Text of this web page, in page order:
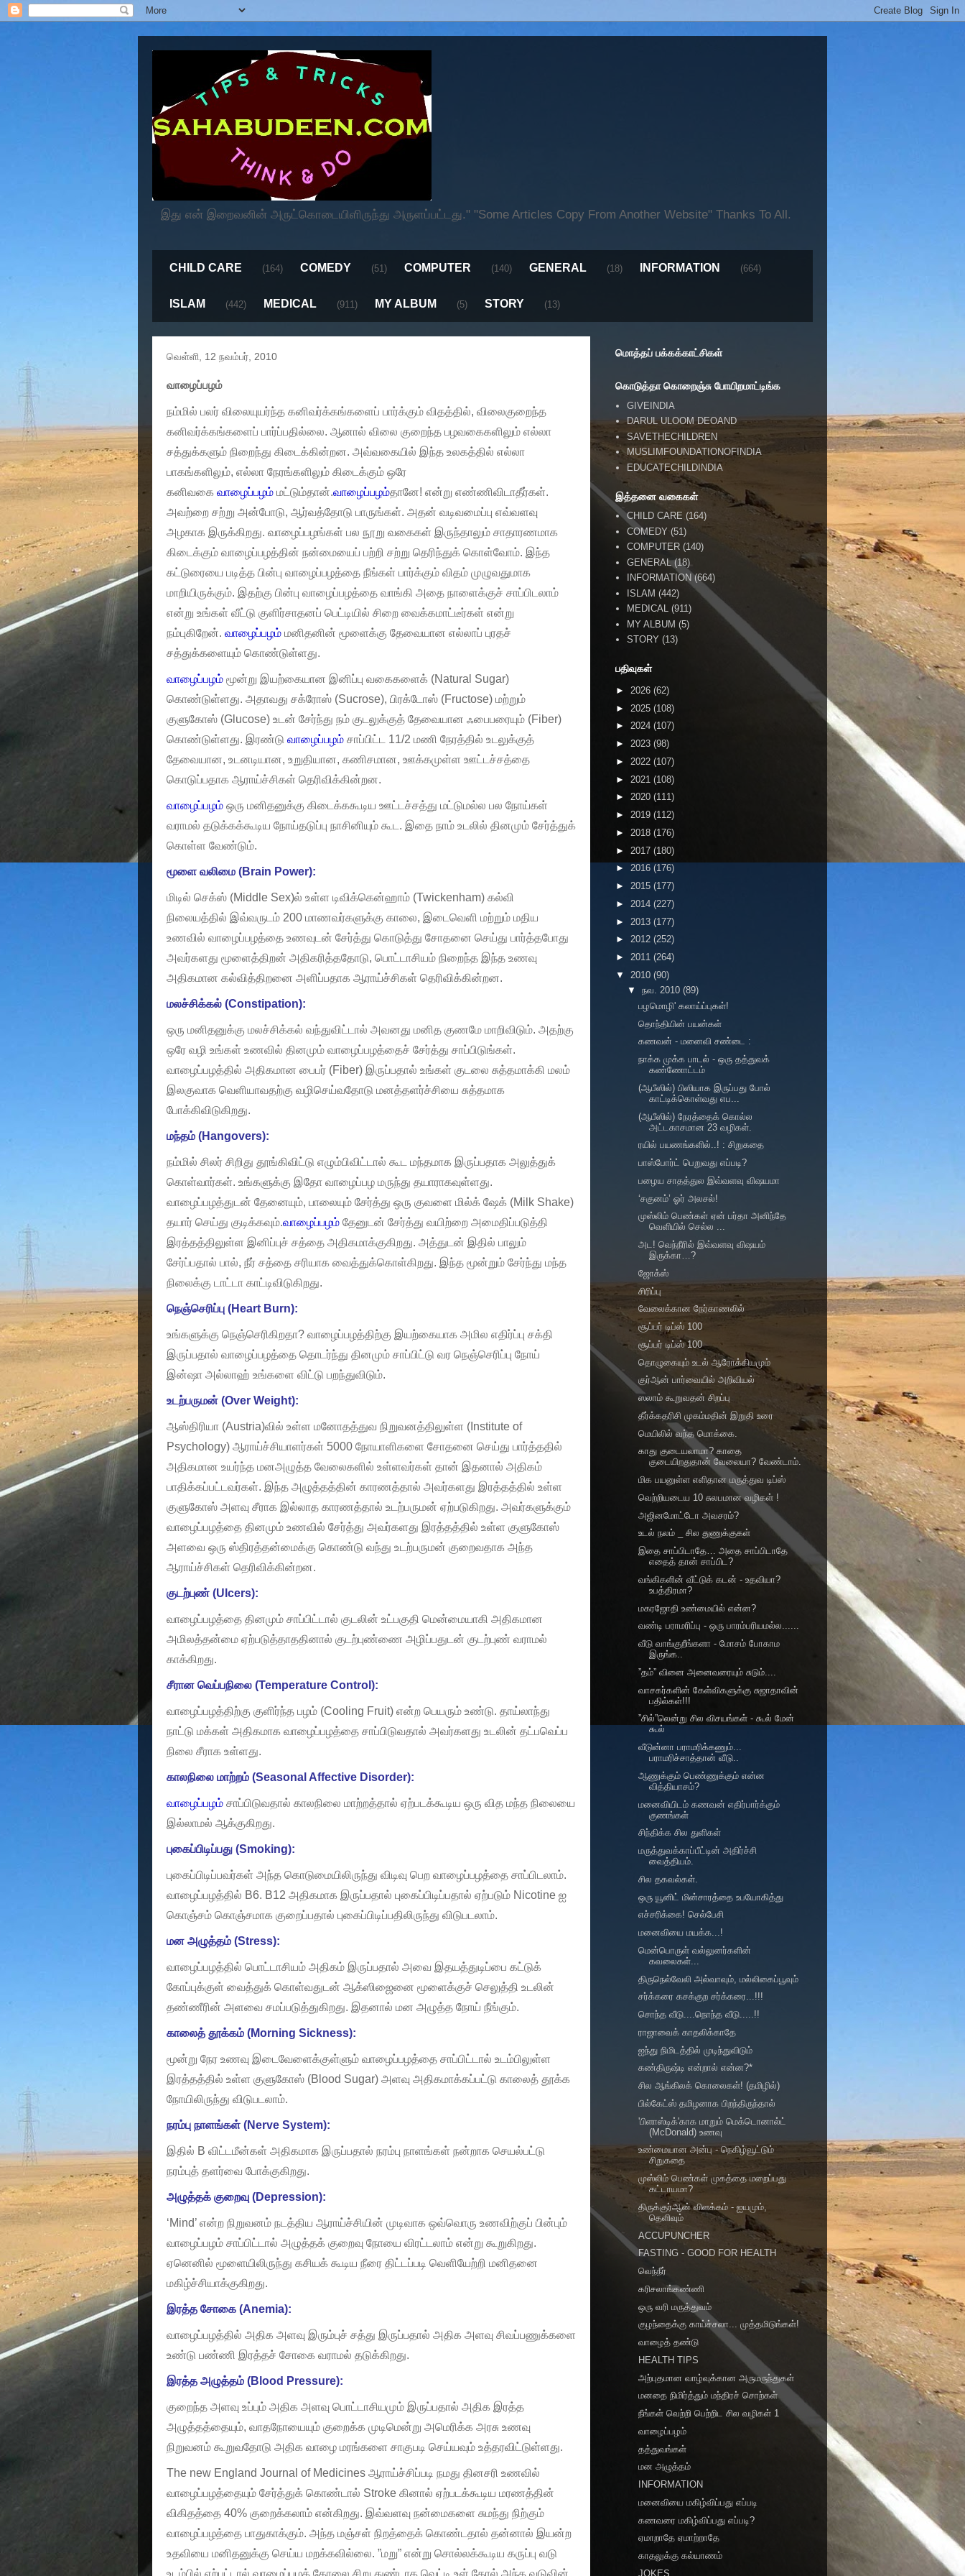
இது என் இறைவனின் அருட்கொடையிளிருந்து அருளப்பட்டது." "Some Articles Copy From Another Website" Thanks To All.
CHILD CARE (164) COMEDY (51) COMPUTER (140) GENERAL (18) INFORMATION (664)
ISLAM (442) MEDICAL (911) MY ALBUM (5) STORY (13)
வெள்ளி, 12 நவம்பர், 2010
வாழைப்பழம்
நம்மில் பலர் விலையுயர்ந்த கனிவர்க்கங்களைப் பார்க்கும் விதத்தில், விலைகுறைந்த
கனிவர்க்கங்களைப் பார்ப்பதில்லை. ஆனால் விலை குறைந்த பழவகைகளிலும் எல்லா
சத்துக்களும் நிறைந்து கிடைக்கின்றன. அவ்வகையில் இந்த உலகத்தில் எல்லா
பாகங்களிலும், எல்லா நேரங்களிலும் கிடைக்கும் ஒரே
கனிவகை வாழைப்பழம் மட்டும்தான்.வாழைப்பழம்தானே! என்று எண்ணிவிடாதீர்கள்.
அவற்றை சற்று அன்போடு, ஆர்வத்தோடு பாருங்கள். அதன் வடிவமைப்பு எவ்வளவு
அழகாக இருக்கிறது. வாழைப்பழங்கள் பல நூறு வகைகள் இருந்தாலும் சாதாரணமாக
கிடைக்கும் வாழைப்பழத்தின் நன்மையைப் பற்றி சற்று தெரிந்துக் கொள்வோம். இந்த
கட்டுரையை படித்த பின்பு வாழைப்பழத்தை நீங்கள் பார்க்கும் விதம் முழுவதுமாக
மாறியிருக்கும். இதற்கு பின்பு வாழைப்பழத்தை வாங்கி அதை நாளைக்குச் சாப்பிடலாம்
என்று உங்கள் வீட்டு குளிர்சாதனப் பெட்டியில் சிறை வைக்கமாட்டீர்கள் என்று
நம்புகிறேன். வாழைப்பழம் மனிதனின் மூளைக்கு தேவையான எல்லாப் புரதச்
சத்துக்களையும் கொண்டுள்ளது.
வாழைப்பழம் மூன்று இயற்கையான இனிப்பு வகைகளைக் (Natural Sugar)
கொண்டுள்ளது. அதாவது சக்ரோஸ் (Sucrose), பிரக்டோஸ் (Fructose) மற்றும்
குளுகோஸ் (Glucose) உடன் சேர்ந்து நம் குடலுக்குத் தேவையான ஃபைபரையும் (Fiber)
கொண்டுள்ளது. இரண்டு வாழைப்பழம் சாப்பிட்ட 11/2 மணி நேரத்தில் உடலுக்குத்
தேவையான, உடனடியான, உறுதியான, கணிசமான, ஊக்கமுள்ள ஊட்டச்சத்தை
கொடுப்பதாக ஆராய்ச்சிகள் தெரிவிக்கின்றன.
வாழைப்பழம் ஒரு மனிதனுக்கு கிடைக்ககூடிய ஊட்டச்சத்து மட்டுமல்ல பல நோய்கள்
வராமல் தடுக்கக்கூடிய நோய்தடுப்பு நாசினியும் கூட. இதை நாம் உடலில் தினமும் சேர்த்துக்
கொள்ள வேண்டும்.
மூளை வலிமை (Brain Power):
மிடில் செக்ஸ் (Middle Sex)ல் உள்ள டிவிக்கென்ஹாம் (Twickenham) கல்வி
நிலையத்தில் இவ்வருடம் 200 மாணவர்களுக்கு காலை, இடைவெளி மற்றும் மதிய
உணவில் வாழைப்பழத்தை உணவுடன் சேர்த்து கொடுத்து சோதனை செய்து பார்த்தபோது
அவர்களது மூளைத்திறன் அதிகரித்ததோடு, பொட்டாசியம் நிறைந்த இந்த உணவு
அதிகமான கல்வித்திறனை அளிப்பதாக ஆராய்ச்சிகள் தெரிவிக்கின்றன.
மலச்சிக்கல் (Constipation):
ஒரு மனிதனுக்கு மலச்சிக்கல் வந்துவிட்டால் அவனது மனித குணமே மாறிவிடும். அதற்கு
ஒரே வழி உங்கள் உணவில் தினமும் வாழைப்பழத்தைச் சேர்த்து சாப்பிடுங்கள்.
வாழைப்பழத்தில் அதிகமான பைபர் (Fiber) இருப்பதால் உங்கள் குடலை சுத்தமாக்கி மலம்
இலகுவாக வெளியாவதற்கு வழிசெய்வதோடு மனத்தளர்ச்சியை சுத்தமாக
போக்கிவிடுகிறது.
மந்தம் (Hangovers):
நம்மில் சிலர் சிறிது தூங்கிவிட்டு எழும்பிவிட்டால் கூட மந்தமாக இருப்பதாக அலுத்துக்
கொள்வார்கள். உங்களுக்கு இதோ வாழைப்பழ மருந்து தயாராகவுள்ளது.
வாழைப்பழத்துடன் தேனையும், பாலையும் சேர்த்து ஒரு குவளை மில்க் ஷேக் (Milk Shake)
தயார் செய்து குடிக்கவும்.வாழைப்பழம் தேனுடன் சேர்த்து வயிற்றை அமைதிப்படுத்தி
இரத்தத்திலுள்ள இனிப்புச் சத்தை அதிகமாக்குகிறது. அத்துடன் இதில் பாலும்
சேர்ப்பதால் பால், நீர் சத்தை சரியாக வைத்துக்கொள்கிறது. இந்த மூன்றும் சேர்ந்து மந்த
நிலைக்கு டாட்டா காட்டிவிடுகிறது.
நெஞ்செரிப்பு (Heart Burn):
உங்களுக்கு நெஞ்செரிகிறதா? வாழைப்பழத்திற்கு இயற்கையாக அமில எதிர்ப்பு சக்தி
இருப்பதால் வாழைப்பழத்தை தொடர்ந்து தினமும் சாப்பிட்டு வர நெஞ்செரிப்பு நோய்
இன்ஷா அல்லாஹ் உங்களை விட்டு பறந்துவிடும்.
உடற்பருமன் (Over Weight):
ஆஸ்திரியா (Austria)வில் உள்ள மனோதத்துவ நிறுவனத்திலுள்ள (Institute of
Psychology) ஆராய்ச்சியாளர்கள் 5000 நோயாளிகளை சோதனை செய்து பார்த்ததில்
அதிகமான உயர்ந்த மனஅழுத்த வேலைகளில் உள்ளவர்கள் தான் இதனால் அதிகம்
பாதிக்கப்பட்டவர்கள். இந்த அழுத்தத்தின் காரணத்தால் அவர்களது இரத்தத்தில் உள்ள
குளுகோஸ் அளவு சீராக இல்லாத காரணத்தால் உடற்பருமன் ஏற்படுகிறது. அவர்களுக்கும்
வாழைப்பழத்தை தினமும் உணவில் சேர்த்து அவர்களது இரத்தத்தில் உள்ள குளுகோஸ்
அளவை ஒரு ஸ்திரத்தன்மைக்கு கொண்டு வந்து உடற்பருமன் குறைவதாக அந்த
ஆராய்ச்சிகள் தெரிவிக்கின்றன.
குடற்புண் (Ulcers):
வாழைப்பழத்தை தினமும் சாப்பிட்டால் குடலின் உட்பகுதி மென்மையாகி அதிகமான
அமிலத்தன்மை ஏற்படுத்தாததினால் குடற்புண்ணை அழிப்பதுடன் குடற்புண் வராமல்
காக்கிறது.
சீரான வெப்பநிலை (Temperature Control):
வாழைப்பழத்திற்கு குளிர்ந்த பழம் (Cooling Fruit) என்ற பெயரும் உண்டு. தாய்லாந்து
நாட்டு மக்கள் அதிகமாக வாழைப்பழத்தை சாப்பிடுவதால் அவர்களது உடலின் தட்பவெப்ப
நிலை சீராக உள்ளது.
காலநிலை மாற்றம் (Seasonal Affective Disorder):
வாழைப்பழம் சாப்பிடுவதால் காலநிலை மாற்றத்தால் ஏற்படக்கூடிய ஒரு வித மந்த நிலையை
இல்லாமல் ஆக்குகிறது.
புகைப்பிடிப்பது (Smoking):
புகைப்பிடிப்பவர்கள் அந்த கொடுமையிலிருந்து விடிவு பெற வாழைப்பழத்தை சாப்பிடலாம்.
வாழைப்பழத்தில் B6. B12 அதிகமாக இருப்பதால் புகைப்பிடிப்பதால் ஏற்படும் Nicotine ஐ
கொஞ்சம் கொஞ்சமாக குறைப்பதால் புகைப்பிடிப்பதிலிருந்து விடுபடலாம்.
மன அழுத்தம் (Stress):
வாழைப்பழத்தில் பொட்டாசியம் அதிகம் இருப்பதால் அவை இதயத்துடிப்பை கட்டுக்
கோப்புக்குள் வைத்துக் கொள்வதுடன் ஆக்ஸிஜைனை மூளைக்குச் செலுத்தி உடலின்
தண்ணீரின் அளவை சமப்படுத்துகிறது. இதனால் மன அழுத்த நோய் நீங்கும்.
காலைத் தூக்கம் (Morning Sickness):
மூன்று நேர உணவு இடைவேளைக்குள்ளும் வாழைப்பழத்தை சாப்பிட்டால் உடம்பிலுள்ள
இரத்தத்தில் உள்ள குளுகோஸ் (Blood Sugar) அளவு அதிகமாக்கப்பட்டு காலைத் தூக்க
நோயிலிருந்து விடுபடலாம்.
நரம்பு நாளங்கள் (Nerve System):
இதில் B விட்டமீன்கள் அதிகமாக இருப்பதால் நரம்பு நாளங்கள் நன்றாக செயல்பட்டு
நரம்புத் தளர்வை போக்குகிறது.
அழுத்தக் குறைவு (Depression):
‘Mind’ என்ற நிறுவனம் நடத்திய ஆராய்ச்சியின் முடிவாக ஒவ்வொரு உணவிற்குப் பின்பும்
வாழைப்பழம் சாப்பிட்டால் அழுத்தக் குறைவு நோயை விரட்டலாம் என்று கூறுகிறது.
ஏனெனில் மூளையிலிருந்து கசியக் கூடிய நீரை திட்டப்படி வெளியேற்றி மனிதனை
மகிழ்ச்சியாக்குகிறது.
இரத்த சோகை (Anemia):
வாழைப்பழத்தில் அதிக அளவு இரும்புச் சத்து இருப்பதால் அதிக அளவு சிவப்பணுக்களை
உண்டு பண்ணி இரத்தச் சோகை வராமல் தடுக்கிறது.
இரத்த அழுத்தம் (Blood Pressure):
குறைந்த அளவு உப்பும் அதிக அளவு பொட்டாசியமும் இருப்பதால் அதிக இரத்த
அழுத்தத்தையும், வாதநோயையும் குறைக்க முடிமென்று அமெரிக்க அரசு உணவு
நிறுவனம் கூறுவதோடு அதிக வாழை மரங்களை சாகுபடி செய்யவும் உத்தரவிட்டுள்ளது.
The new England Journal of Medicines ஆராய்ச்சிப்படி நமது தினசரி உணவில்
வாழைப்பழத்தையும் சேர்த்துக் கொண்டால் Stroke கினால் ஏற்படக்கூடிய மரணத்தின்
விகிதத்தை 40% குறைக்கலாம் என்கிறது. இவ்வளவு நன்மைகளை சுமந்து நிற்கும்
வாழைப்பழத்தை பாதுகாக்கும். அந்த மஞ்சள் நிறத்தைக் கொண்டதால் தன்னால் இயன்ற
உதவியை மனிதனுக்கு செய்ய மறக்கவில்லை. ”மறு” என்று சொல்லக்கூடிய கருப்பு வடு
மொத்தப் பக்கக்காட்சிகள்
கொடுத்தா கொறைஞ்சு போயிறமாட்டிங்க
GIVEINDIA
DARUL ULOOM DEOAND
SAVETHECHILDREN
MUSLIMFOUNDATIONOFINDIA
EDUCATECHILDINDIA
இத்தனை வகைகள்
CHILD CARE (164)
COMEDY (51)
COMPUTER (140)
GENERAL (18)
INFORMATION (664)
ISLAM (442)
MEDICAL (911)
MY ALBUM (5)
STORY (13)
பதிவுகள்
► 2026 (62)
► 2025 (108)
► 2024 (107)
► 2023 (98)
► 2022 (107)
► 2021 (108)
► 2020 (111)
► 2019 (112)
► 2018 (176)
► 2017 (180)
► 2016 (176)
► 2015 (177)
► 2014 (227)
► 2013 (177)
► 2012 (252)
► 2011 (264)
▼ 2010 (90)
▼ நவ. 2010 (89)
பழமொழி' கலாய்ப்புகள்!
தொந்தியின் பயன்கள்
கணவன் - மனைவி சண்டை :
நாக்க முக்க பாடல் - ஒரு தத்துவக்
கண்ணோட்டம்
(ஆபீஸில்) பிஸியாக இருப்பது போல்
காட்டிக்கொள்வது எப...
(ஆபீஸில்) நேரத்தைக் கொல்ல
அட்டகாசமான 23 வழிகள்.
ரயில் பயணங்களில்..! : சிறுகதை
பாஸ்போர்ட் பெறுவது எப்படி?
பழைய சாதத்துல இவ்வளவு விஷயமா
‘சகுனம்’ ஓர் அலசல்!
முஸ்லிம் பெண்கள் ஏன் பர்தா அனிந்தே
வெளியில் செல்ல ...
அட! வெந்நீரில் இவ்வளவு விஷயம்
இருக்கா…?
ஜோக்ஸ்
சிரிப்பு
வேலைக்கான நேர்காணலில்
சூப்பர் டிப்ஸ் 100
சூப்பர் டிப்ஸ் 100
தொழுகையும் உடல் ஆரோக்கியமும்
குர்ஆன் பார்வையில் அறிவியல்
ஸலாம் கூறுவதன் சிறப்பு
தீர்க்கதரிசி முகம்மதின் இறுதி உரை
மெயிலில் வ‌ந்த‌ மொக்கை.
காது குடையலாமா? காதை
குடையிறதுதான் வேலையா? வேண்டாம்.
மிக பயனுள்ள எளிதான மருத்துவ டிப்ஸ்
வெற்றியடைய 10 சுலபமான வழிகள் !
அஜினமோட்டோ அவசரம்?
உடல் நலம் _ சில துணுக்குகள்
இதை சாப்பிடாதே… அதை சாப்பிடாதே
எதைத் தான் சாப்பிட?
வங்கிகளின் வீட்டுக் கடன் - உதவியா?
உபத்திரமா?
மகரஜோதி உண்மையில் என்ன?
வண்டி பராமரிப்பு - ஒரு பாரம்பரியமல்ல......
வீடு வாங்குறீங்களா - மோசம் போகாம
இருங்க..
”தம்” வினை அனைவரையும் சுடும்....
வாசகர்களின் கேள்விகளுக்கு சுஜாதாவின்
பதில்கள்!!!
”சில்”லென்று சில விசயங்கள் - கூல் மேன்
கூல்
வீடுன்னா பராமரிக்கணும்...
பராமரிச்சாத்தான் வீடு..
ஆணுக்கும் பெண்ணுக்கும் என்ன
வித்தியாசம்?
மனைவியிடம் கணவன் எதிர்பார்க்கும்
குணங்கள்
சிந்திக்க சில துளிகள்
மருத்துவக்காப்பீட்டின் அதிர்ச்சி
வைத்தியம்.
சில தகவல்கள்.
ஒரு யூனிட் மின்சாரத்தை உபயோகித்து
எச்சரிக்கை! செல்பேசி
மனைவியை மயக்க...!
மென்பொருள் வல்லுனர்களின்
கவலைகள்...
திருநெல்வேலி அல்வாவும், மல்லிகைப்பூவும்
சர்க்கரை கசக்குற சர்க்கரை...!!!
சொந்த வீடு....நொந்த வீடு.....!!
ராஜாவைக் காதலிக்காதே
ஐந்து நிமிடத்தில் முடிந்துவிடும்
கண்திருஷ்டி என்றால் என்ன?*
சில ஆங்கிலக் கொலைகள்! (தமிழில்)
பில்கேட்ஸ் தமிழனாக பிறந்திருந்தால்
'பிளாஸ்டிக்'காக மாறும் மெக்டொனால்ட்
(McDonald) உணவு
உண்மையான அன்பு - நெகிழ்வூட்டும்
சிறுகதை
முஸ்லிம் பெண்கள் முகத்தை மறைப்பது
கட்டாயமா?
திருக்குர்ஆன் விளக்கம் - ஐயமும்,
தெளிவும்
ACCUPUNCHER
FASTING - GOOD FOR HEALTH
வெந்நீர்
கரிசலாங்கண்ணி
ஒரு வரி மருத்துவம்
குழந்தைக்கு காய்ச்சலா... முத்தமிடுங்கள்!
வாழைத் தண்டு
HEALTH TIPS
அற்புதமான வாழ்வுக்கான அருமருந்துகள்
மனதை நிமிர்த்தும் மந்திரச் சொற்கள்
நீங்கள் வெற்றி பெற்றிட சில வழிகள் 1
வாழைப்பழம்
தத்துவங்கள்
மன அழுத்தம்
INFORMATION
மனைவியை மகிழ்விப்பது எப்படி
கணவரை மகிழ்விப்பது எப்படி?
ஏமாறாதே ஏமாற்றாதே
காதலுக்கு கல்யாணம்
JOKES